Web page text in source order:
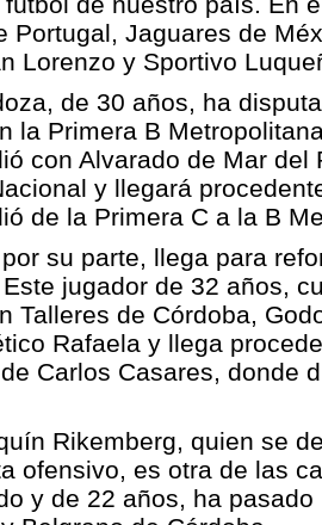
Portugal, Jaguares de
Lorenzo y Sportivo
de 30 años, ha
la Primera B
con Alvarado de Mar del
y llegará
de la Primera C a la B
su parte, llega para
jugador de 32 años,
Talleres de Córdoba,
Rafaela y llega
Carlos Casares, donde
Rikemberg, quien se
ofensivo, es otra de las
y de 22 años, ha